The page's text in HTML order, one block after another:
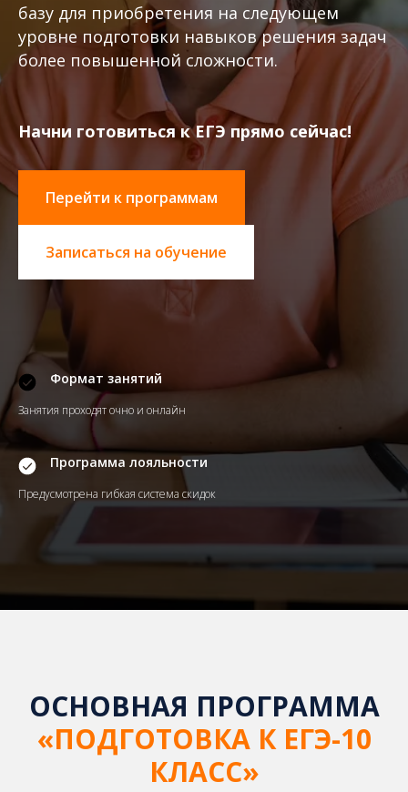
базу для приобретения на следующем
уровне подготовки навыков решения задач
более повышенной сложности.
Начни готовиться к ЕГЭ прямо сейчас!
Перейти к программам
Записаться на обучение
Формат занятий
Занятия проходят очно и онлайн
Программа лояльности
Предусмотрена гибкая система скидок
ОСНОВНАЯ ПРОГРАММА
«ПОДГОТОВКА К ЕГЭ-10
КЛАСС»